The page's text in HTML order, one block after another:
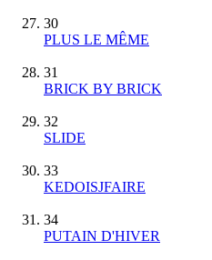
30
PLUS LE MÊME
31
BRICK BY BRICK
32
SLIDE
33
KEDOISJFAIRE
34
PUTAIN D'HIVER